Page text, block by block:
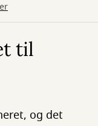
til
og det